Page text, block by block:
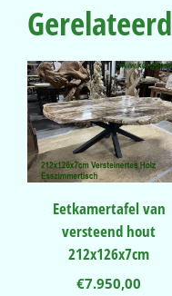
Eetkamertafel van
versteend hout
212x126x7cm
€7.950,00